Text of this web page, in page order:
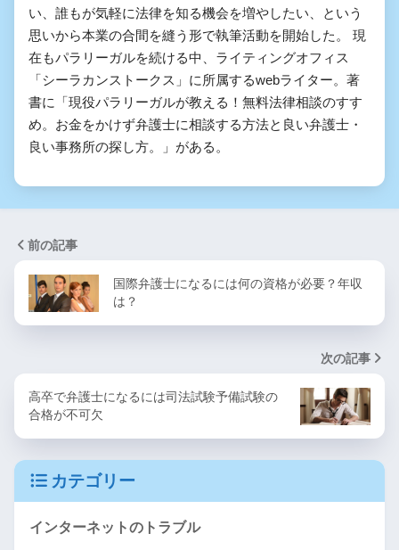
い、誰もが気軽に法律を知る機会を増やしたい、という
思いから本業の合間を縫う形で執筆活動を開始した。 現
在もパラリーガルを続ける中、ライティングオフィス
「シーラカンストークス」に所属するwebライター。著
書に「現役パラリーガルが教える！無料法律相談のすす
め。お金をかけず弁護士に相談する方法と良い弁護士・
良い事務所の探し方。」がある。
前の記事
国際弁護士になるには何の資格が必要？年収
は？
次の記事
高卒で弁護士になるには司法試験予備試験の
合格が不可欠
カテゴリー
インターネットのトラブル